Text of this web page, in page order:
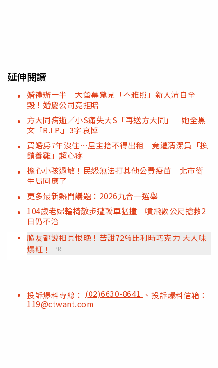
延伸閱讀
婚禮辦一半 大螢幕驚見「不雅照」新人清白全
毀！婚慶公司竟拒賠
方大同病逝／小S痛失大S「再送方大同」 她全黑
文「R.I.P.」3字哀悼
買婚房7年沒住…屋主捨不得出租 竟遭清潔員「換
鎖養雞」超心疼
擔心小孩過敏！民怨無法打其他公費疫苗 北市衛
生局回應了
更多最新熱門議題：2026九合一選舉
104歲老婦輪椅散步遭轎車猛撞 噴飛數公尺搶救2
日仍不治
脆友都說相見恨晚！苦甜72%比利時巧克力 大人味
爆紅！
PR
投訴爆料專線： (02)6630-8641 、投訴爆料信箱：
119@ctwant.com